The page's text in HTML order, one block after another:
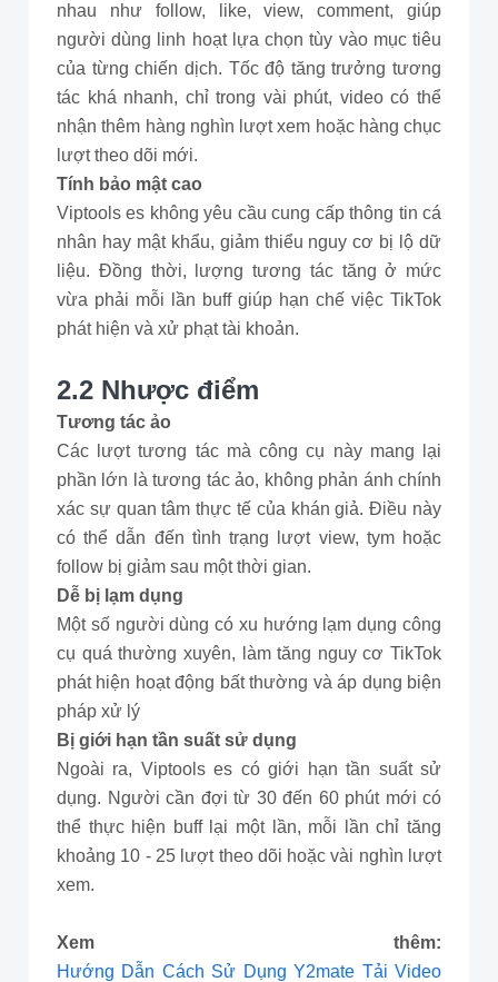
nhau như follow, like, view, comment, giúp
người dùng linh hoạt lựa chọn tùy vào mục tiêu
của từng chiến dịch. Tốc độ tăng trưởng tương
tác khá nhanh, chỉ trong vài phút, video có thể
nhận thêm hàng nghìn lượt xem hoặc hàng chục
lượt theo dõi mới.
Tính bảo mật cao
Viptools es không yêu cầu cung cấp thông tin cá
nhân hay mật khẩu, giảm thiểu nguy cơ bị lộ dữ
liệu. Đồng thời, lượng tương tác tăng ở mức
vừa phải mỗi lần buff giúp hạn chế việc TikTok
phát hiện và xử phạt tài khoản.
2.2 Nhược điểm
Tương tác ảo
Các lượt tương tác mà công cụ này mang lại
phần lớn là tương tác ảo, không phản ánh chính
xác sự quan tâm thực tế của khán giả. Điều này
có thể dẫn đến tình trạng lượt view, tym hoặc
follow bị giảm sau một thời gian.
Dễ bị lạm dụng
Một số người dùng có xu hướng lạm dụng công
cụ quá thường xuyên, làm tăng nguy cơ TikTok
phát hiện hoạt động bất thường và áp dụng biện
pháp xử lý
Bị giới hạn tần suất sử dụng
Ngoài ra, Viptools es có giới hạn tần suất sử
dụng. Người cần đợi từ 30 đến 60 phút mới có
thể thực hiện buff lại một lần, mỗi lần chỉ tăng
khoảng 10 - 25 lượt theo dõi hoặc vài nghìn lượt
xem.
Xem thêm:
Hướng Dẫn Cách Sử Dụng Y2mate Tải Video